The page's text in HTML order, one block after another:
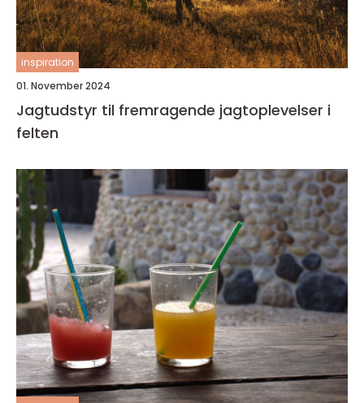
inspiration
01. November 2024
Jagtudstyr til fremragende jagtoplevelser i
felten